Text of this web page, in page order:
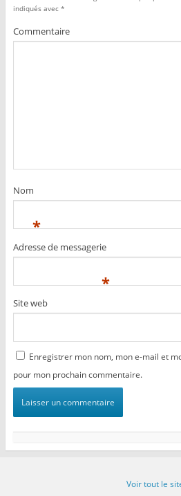
indiqués avec *
Commentaire
Nom
*
Adresse de messagerie
*
Site web
Enregistrer mon nom, mon e-mail et
pour mon prochain commentaire.
Voir tout le